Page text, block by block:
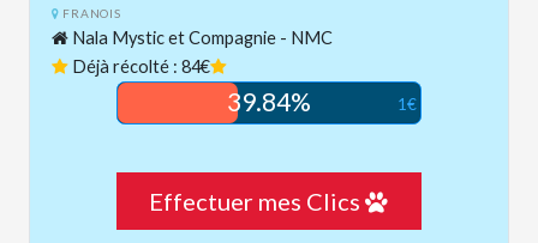
FRANOIS
Nala Mystic et Compagnie - NMC
Déjà récolté : 84€
39.84% 1€
Effectuer mes Clics